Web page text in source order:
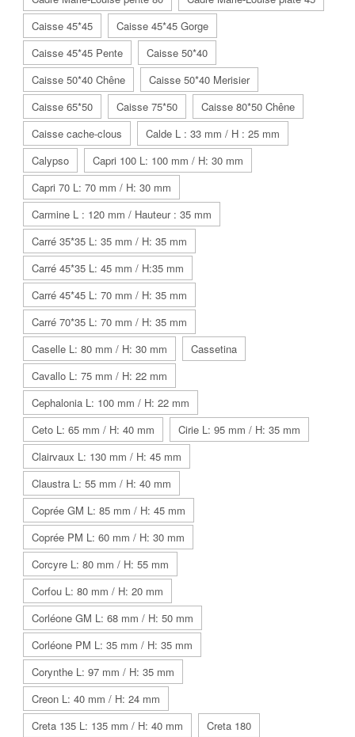
Caisse 45*45
Caisse 45*45 Gorge
Caisse 45*45 Pente
Caisse 50*40
Caisse 50*40 Chêne
Caisse 50*40 Merisier
Caisse 65*50
Caisse 75*50
Caisse 80*50 Chêne
Caisse cache-clous
Calde L : 33 mm / H : 25 mm
Calypso
Capri 100 L: 100 mm / H: 30 mm
Capri 70 L: 70 mm / H: 30 mm
Carmine L : 120 mm / Hauteur : 35 mm
Carré 35*35 L: 35 mm / H: 35 mm
Carré 45*35 L: 45 mm / H:35 mm
Carré 45*45 L: 70 mm / H: 35 mm
Carré 70*35 L: 70 mm / H: 35 mm
Caselle L: 80 mm / H: 30 mm
Cassetina
Cavallo L: 75 mm / H: 22 mm
Cephalonia L: 100 mm / H: 22 mm
Ceto L: 65 mm / H: 40 mm
Cirie L: 95 mm / H: 35 mm
Clairvaux L: 130 mm / H: 45 mm
Claustra L: 55 mm / H: 40 mm
Coprée GM L: 85 mm / H: 45 mm
Coprée PM L: 60 mm / H: 30 mm
Corcyre L: 80 mm / H: 55 mm
Corfou L: 80 mm / H: 20 mm
Corléone GM L: 68 mm / H: 50 mm
Corléone PM L: 35 mm / H: 35 mm
Corynthe L: 97 mm / H: 35 mm
Creon L: 40 mm / H: 24 mm
Creta 135 L: 135 mm / H: 40 mm
Creta 180